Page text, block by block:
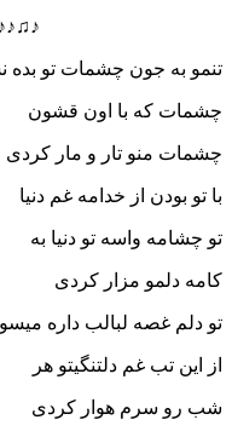
تنمو به جون چشمات تو بده
چشمات که با اون قشون
چشمات منو تار و مار کردی
با تو بودن از خدامه غم دنیا
تو چشامه واسه تو دنیا به
کامه دلمو مزار کردی
تو دلم غصه لبالب داره
از این تب غم دلتنگیتو هر
شب رو سرم هوار کردی